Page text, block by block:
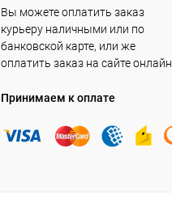
Вы можете оплатить заказ
курьеру наличными или по
банковской карте, или же
оплатить заказ на сайте онлайн.
Принимаем к оплате